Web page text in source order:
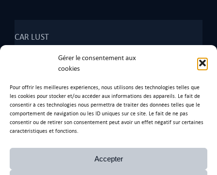
Gérer le consentement aux
cookies
Pour offrir les meilleures expériences, nous utilisons des technologies telles que
les cookies pour stocker et/ou accéder aux informations des appareils. Le fait de
consentir à ces technologies nous permettra de traiter des données telles que le
comportement de navigation ou les ID uniques sur ce site. Le fait de ne pas
consentir ou de retirer son consentement peut avoir un effet négatif sur certaines
caractéristiques et fonctions.
Accepter
CAR LUST
01390 Tramoyes.
Ancienne adresse